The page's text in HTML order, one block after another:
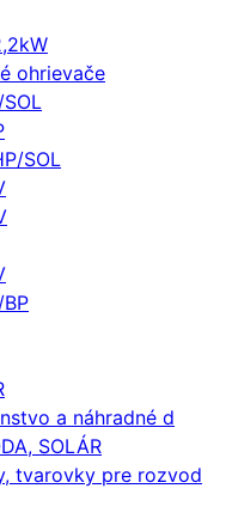
ohrievače
SOL
a náhradné d
SOLÁR
tvarovky pre rozvod